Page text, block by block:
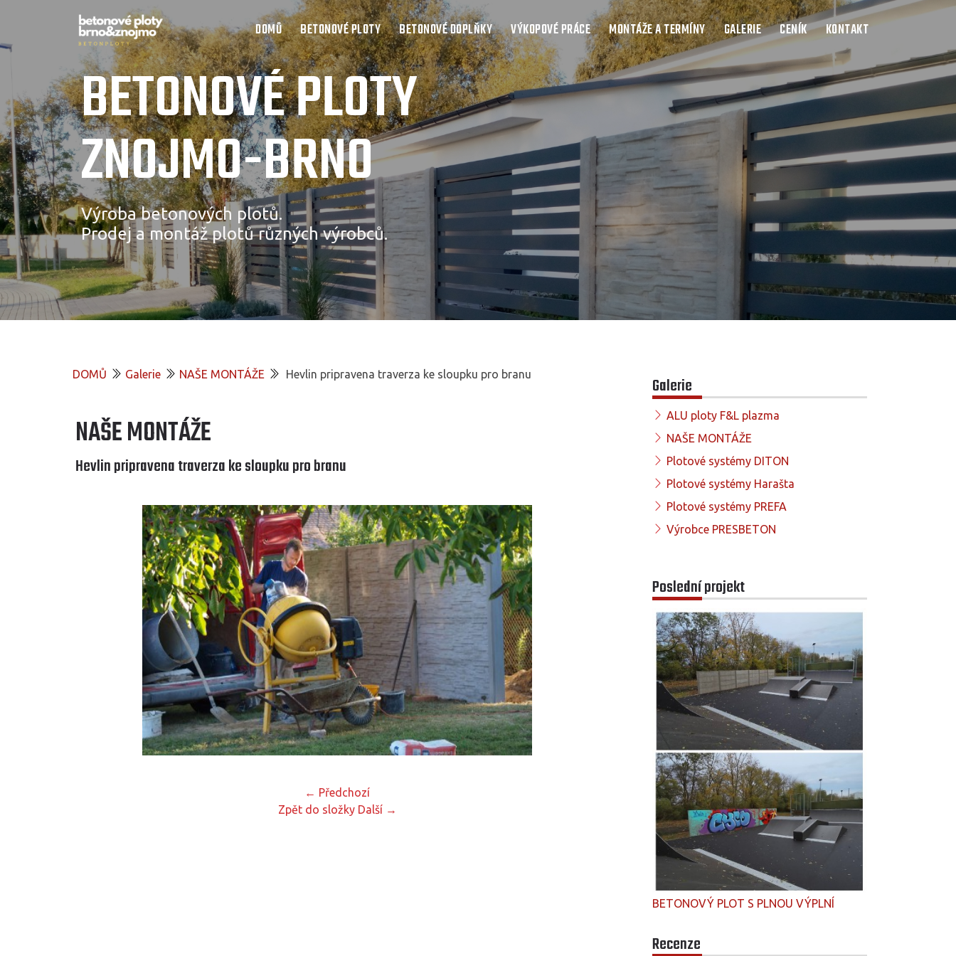
DOMŮ BETONOVÉ PLOTY BETONOVÉ DOPLŇKY VÝKOPOVÉ PRÁCE MONTÁŽE A TERMÍNY GALERIE CENÍK KONTAKT
BETONOVÉ PLOTY
ZNOJMO-BRNO
Výroba betonových plotů.
Prodej a montáž plotů různých výrobců.
DOMŮ Galerie NAŠE MONTÁŽE Hevlin pripravena traverza ke sloupku pro branu
NAŠE MONTÁŽE
Hevlin pripravena traverza ke sloupku pro branu
← Předchozí
Zpět do složky Další →
Galerie
ALU ploty F&L plazma
NAŠE MONTÁŽE
Plotové systémy DITON
Plotové systémy Harašta
Plotové systémy PREFA
Výrobce PRESBETON
Poslední projekt
BETONOVÝ PLOT S PLNOU VÝPLNÍ
Recenze